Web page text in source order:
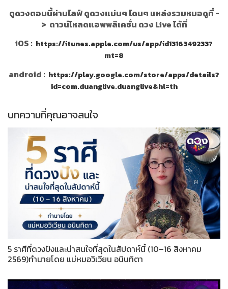
ดูดวงตอนนี้ผ่านไลฟ์ ดูดวงแม่นๆ โดนๆ แหล่งรวมหมอดูที่ -
> ดาวน์โหลดแอพพลิเคชั่น ดวง Live ได้ที่
iOS : https://itunes.apple.com/us/app/id1316349233?
mt=8
android : https://play.google.com/store/apps/details?
id=com.duanglive.duanglive&hl=th
บทความที่คุณอาจสนใจ
5 ราศีที่ดวงปังและน่าสนใจที่สุดในสัปดาห์นี้ (10–16 สิงหาคม
2569)ทำนายโดย แม่หมอวิเวียน อนินทิตา